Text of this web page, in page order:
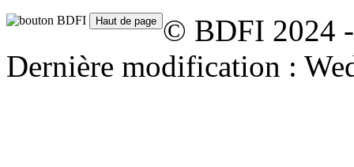
© BDFI 2024
Dernière modification :